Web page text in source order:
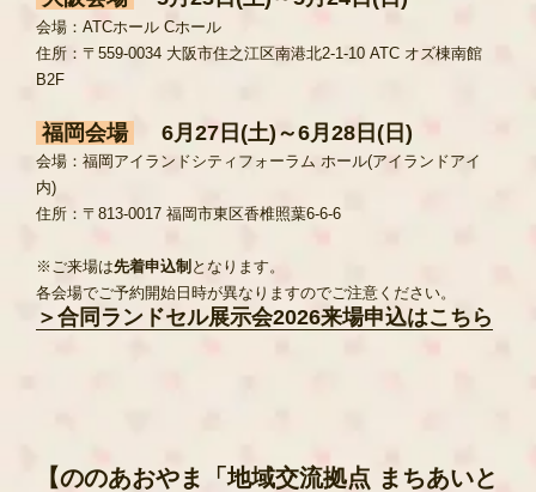
会場：ATCホール Cホール
住所：〒559-0034 大阪市住之江区南港北2-1-10 ATC オズ棟南館
B2F
福岡会場 6月27日(土)～6月28日(日)
会場：福岡アイランドシティフォーラム ホール(アイランドアイ
内)
住所：〒813-0017 福岡市東区香椎照葉6-6-6
※ご来場は先着申込制 となります。
各会場でご予約開始日時が異なりますのでご注意ください。
＞合同ランドセル展示会2026来場申込はこちら
【ののあおやま「地域交流拠点 まちあいと